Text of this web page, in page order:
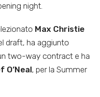
night.
Max Christie
draft, ha aggiunto
two-way contract e ha
O’Neal, per la Summer